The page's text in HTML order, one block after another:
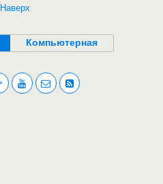
Наверх
Компьютерная